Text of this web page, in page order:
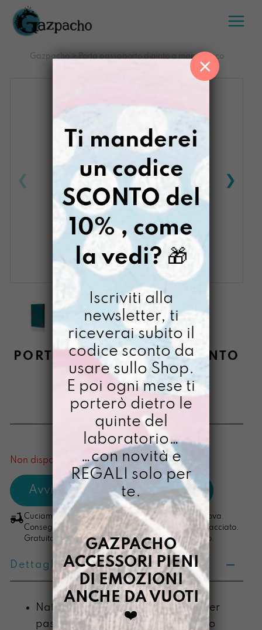
Salta
contenuto
Gazpacho>
Porta passaporto dipinto a mano bosco
PORTA PASSAPORTO DIPINTO
A MANO BOSCO
INFRAGOLATO
€ 20,00
[ Misura: 10 X 13,7 cm ]
Non disponibile al momento
Cuciamo ogni ordine nel nostro laboratorio di Padova.
Consegna in 4/5 giorni lavorativi, pacco sempre tracciato.
Gratuita per ordini di importo superiore ai 100 euro.
Dettagli prodotto
Nato come cappottino protettivo per
passaporto, diventa subito il regalo
Ti manderei
un codice
SCONTO del
10% , come
la vedi? 🎁
Iscriviti alla
newsletter, ti
riceverai subito il
codice sconto da
usare sullo Shop.
E poi ogni mese ti
porterò dietro le
quinte del
laboratorio…
…con novità e
REGALI solo per
te.
GAZPACHO
ACCESSORI PIENI
DI EMOZIONI
ANCHE DA VUOTI
❤️
×